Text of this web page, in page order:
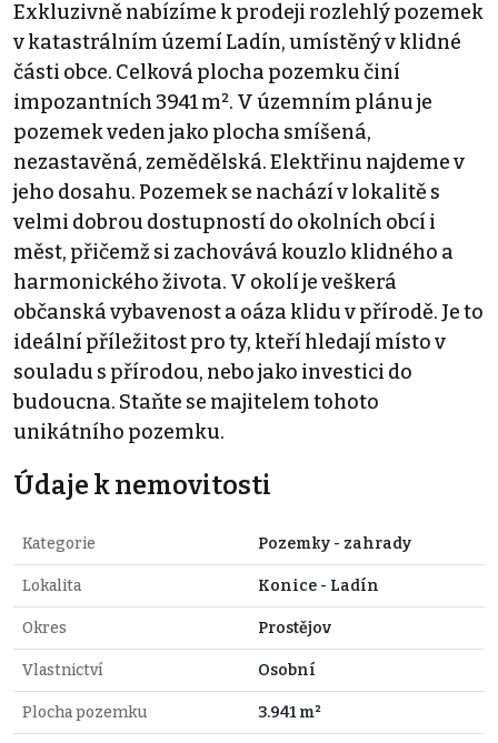
Exkluzivně nabízíme k prodeji rozlehlý pozemek
v katastrálním území Ladín, umístěný v klidné
části obce. Celková plocha pozemku činí
impozantních 3941 m². V územním plánu je
pozemek veden jako plocha smíšená,
nezastavěná, zemědělská. Elektřinu najdeme v
jeho dosahu. Pozemek se nachází v lokalitě s
velmi dobrou dostupností do okolních obcí i
měst, přičemž si zachovává kouzlo klidného a
harmonického života. V okolí je veškerá
občanská vybavenost a oáza klidu v přírodě. Je to
ideální příležitost pro ty, kteří hledají místo v
souladu s přírodou, nebo jako investici do
budoucna. Staňte se majitelem tohoto
unikátního pozemku.
Údaje k nemovitosti
Kategorie Pozemky - zahrady
Lokalita Konice - Ladín
Okres Prostějov
Vlastnictví Osobní
Plocha pozemku 3.941 m²